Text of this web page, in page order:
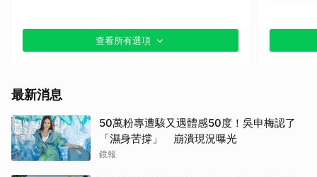
查看所有選項
最新消息
50萬粉專遭駭又遇體感50度！吳申梅認了
「濕身苦撐」 崩潰現況曝光
鏡報